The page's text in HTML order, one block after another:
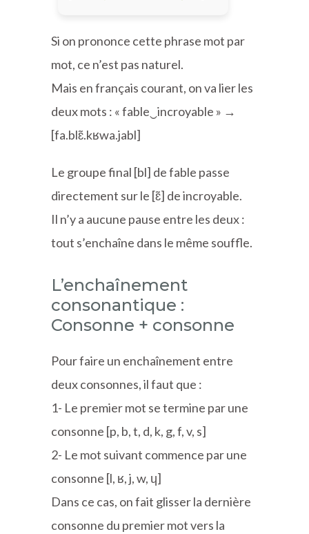
Si on prononce cette phrase mot par
mot, ce n’est pas naturel.
Mais en français courant, on va lier les
deux mots : « fable‿incroyable » →
[fa.blɛ̃.kʁwa.jabl]
Le groupe final [bl] de fable passe
directement sur le [ɛ̃] de incroyable.
Il n’y a aucune pause entre les deux :
tout s’enchaîne dans le même souffle.
L’enchaînement
consonantique :
Consonne + consonne
Pour faire un enchaînement entre
deux consonnes, il faut que :
1- Le premier mot se termine par une
consonne [p, b, t, d, k, g, f, v, s]
2- Le mot suivant commence par une
consonne [l, ʁ, j, w, ɥ]
Dans ce cas, on fait glisser la dernière
consonne du premier mot vers la